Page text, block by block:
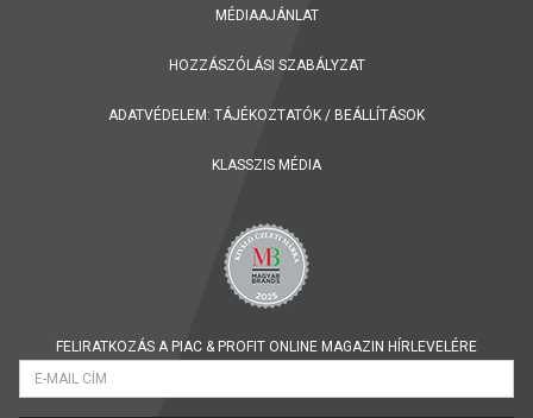
MÉDIAAJÁNLAT
HOZZÁSZÓLÁSI SZABÁLYZAT
ADATVÉDELEM: TÁJÉKOZTATÓK / BEÁLLÍTÁSOK
KLASSZIS MÉDIA
FELIRATKOZÁS A PIAC & PROFIT ONLINE MAGAZIN HÍRLEVELÉRE